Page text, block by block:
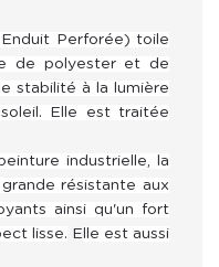
Perforée) toile
de polyester et de
stabilité à la lumière
Elle est traitée
industrielle, la
résistante aux
ainsi qu'un fort
lisse. Elle est aussi